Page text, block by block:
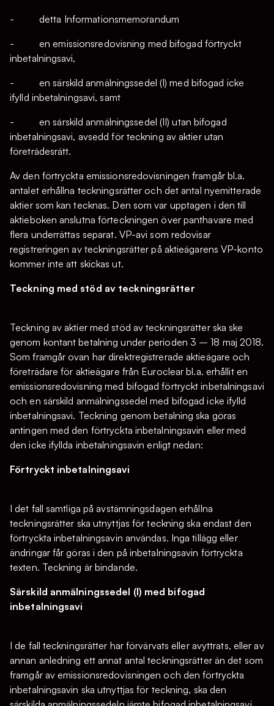
- detta Informationsmemorandum
- en emissionsredovisning med bifogad förtryckt
inbetalningsavi,
- en särskild anmälningssedel (I) med bifogad icke
ifylld inbetalningsavi, samt
- en särskild anmälningssedel (II) utan bifogad
inbetalningsavi, avsedd för teckning av aktier utan
företrädesrätt.
Av den förtryckta emissionsredovisningen framgår bl.a.
antalet erhållna teckningsrätter och det antal nyemitterade
aktier som kan tecknas. Den som var upptagen i den till
aktieboken anslutna förteckningen över panthavare med
flera underrättas separat. VP-avi som redovisar
registreringen av teckningsrätter på aktieägarens VP-konto
kommer inte att skickas ut.
Teckning med stöd av teckningsrätter
Teckning av aktier med stöd av teckningsrätter ska ske
genom kontant betalning under perioden 3 – 18 maj 2018.
Som framgår ovan har direktregistrerade aktieägare och
företrädare för aktieägare från Euroclear bl.a. erhållit en
emissionsredovisning med bifogad förtryckt inbetalningsavi
och en särskild anmälningssedel med bifogad icke ifylld
inbetalningsavi. Teckning genom betalning ska göras
antingen med den förtryckta inbetalningsavin eller med
den icke ifyllda inbetalningsavin enligt nedan:
Förtryckt inbetalningsavi
I det fall samtliga på avstämningsdagen erhållna
teckningsrätter ska utnyttjas för teckning ska endast den
förtryckta inbetalningsavin användas. Inga tillägg eller
ändringar får göras i den på inbetalningsavin förtryckta
texten. Teckning är bindande.
Särskild anmälningssedel (I) med bifogad
inbetalningsavi
I de fall teckningsrätter har förvärvats eller avyttrats, eller av
annan anledning ett annat antal teckningsrätter än det som
framgår av emissionsredovisningen och den förtryckta
inbetalningsavin ska utnyttjas för teckning, ska den